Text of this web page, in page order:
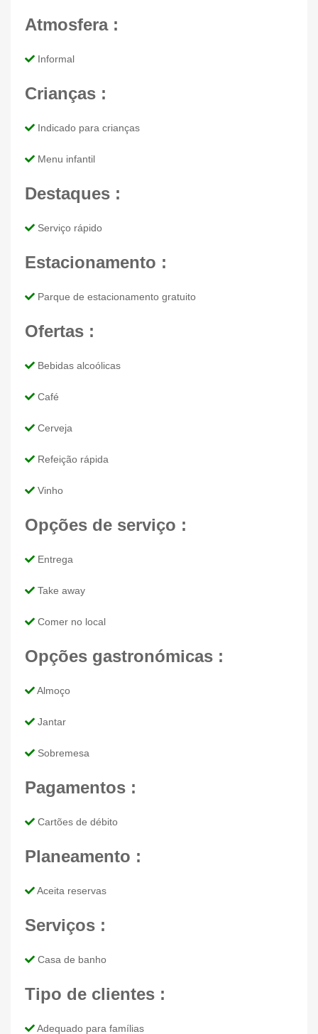
Atmosfera :
Informal
Crianças :
Indicado para crianças
Menu infantil
Destaques :
Serviço rápido
Estacionamento :
Parque de estacionamento gratuito
Ofertas :
Bebidas alcoólicas
Café
Cerveja
Refeição rápida
Vinho
Opções de serviço :
Entrega
Take away
Comer no local
Opções gastronómicas :
Almoço
Jantar
Sobremesa
Pagamentos :
Cartões de débito
Planeamento :
Aceita reservas
Serviços :
Casa de banho
Tipo de clientes :
Adequado para famílias